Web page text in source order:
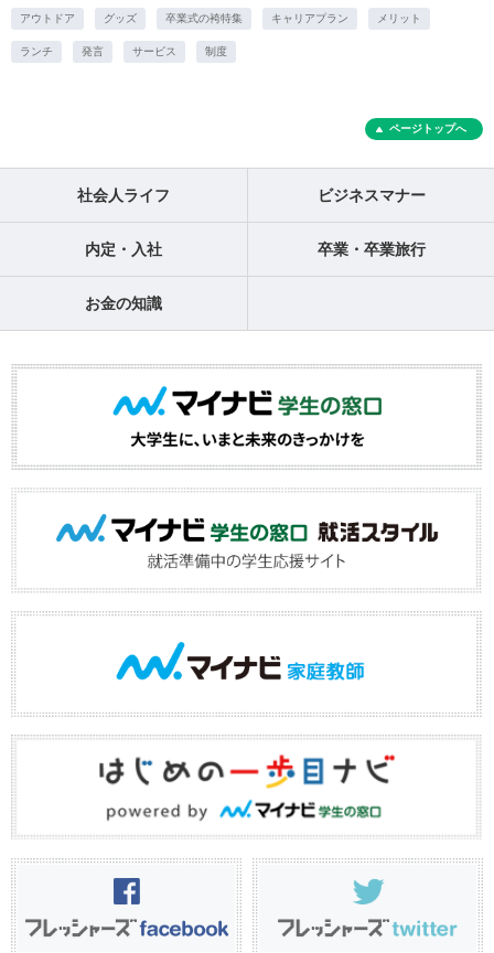
アウトドア グッズ 卒業式の袴特集 キャリアプラン メリット
ランチ 発言 サービス 制度
ページトップへ
社会人ライフ ビジネスマナー
内定・入社 卒業・卒業旅行
お金の知識